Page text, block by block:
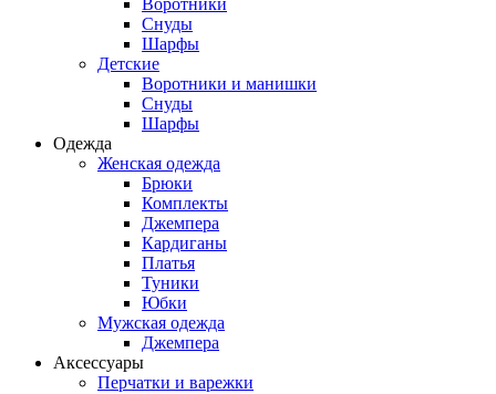
Воротники
Снуды
Шарфы
Детские
Воротники и манишки
Снуды
Шарфы
Одежда
Женская одежда
Брюки
Комплекты
Джемпера
Кардиганы
Платья
Туники
Юбки
Мужская одежда
Джемпера
Аксессуары
Перчатки и варежки